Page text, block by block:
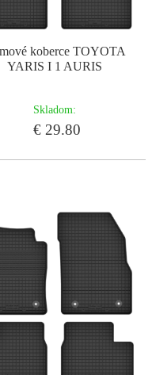
koberce TOYOTA
YARIS I 1 AURIS
Skladom:
€ 29.80